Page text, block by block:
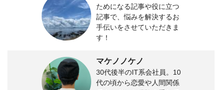
ためになる記事や役に立つ
記事で、悩みを解決するお
手伝いをさせていただきま
す！
マケノノケノ
30代後半のIT系会社員。10
代の頃から恋愛や人間関係